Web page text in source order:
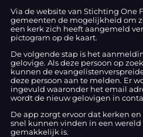
Via de website van Stichting One
gemeenten de mogelijkheid om
een kerk zich heeft aangemeld
pictogram op de kaart.
De volgende stap is het
gelovige. Als deze persoon op
kunnen de
deze persoon aan te melden. Er
ingevuld waaronder het email
wordt de nieuw gelovigen in
De app zorgt ervoor dat kerken
snel kunnen vinden in een
gemakkelijk is.